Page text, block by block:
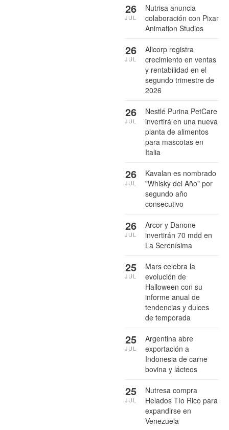
Nutrisa anuncia
colaboración con Pixar
Animation Studios
26
JUL
Alicorp registra
crecimiento en ventas
y rentabilidad en el
segundo trimestre de
2026
26
JUL
Nestlé Purina PetCare
invertirá en una nueva
planta de alimentos
para mascotas en
Italia
26
JUL
Kavalan es nombrado
"Whisky del Año" por
segundo año
consecutivo
26
JUL
Arcor y Danone
invertirán 70 mdd en
La Serenísima
26
JUL
Mars celebra la
evolución de
Halloween con su
informe anual de
tendencias y dulces
de temporada
25
JUL
Argentina abre
exportación a
Indonesia de carne
bovina y lácteos
25
JUL
Nutresa compra
Helados Tío Rico para
expandirse en
Venezuela
25
JUL